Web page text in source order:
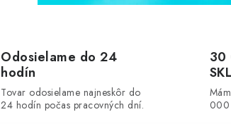
Odosielame do 24
hodín
Tovar odosielame najneskôr do
24 hodín počas pracovných dní.
30
000